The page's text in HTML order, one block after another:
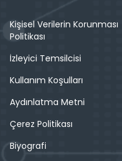
Kişisel Verilerin Korunması
Politikası
İzleyici Temsilcisi
Kullanım Koşulları
Aydınlatma Metni
Çerez Politikası
Biyografi